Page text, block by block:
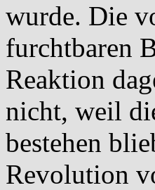
wurde. Die
furchtbaren
Reaktion
nicht, weil
bestehen
Revolution